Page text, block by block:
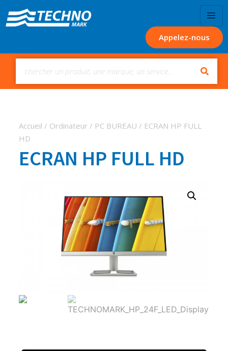
Appelez-nous
Accueil / Ordinateur / PC BUREAU / ECRAN HP FULL
HD
ECRAN HP FULL HD